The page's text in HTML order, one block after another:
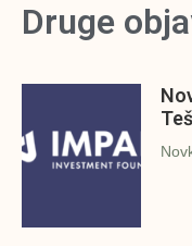
Druge